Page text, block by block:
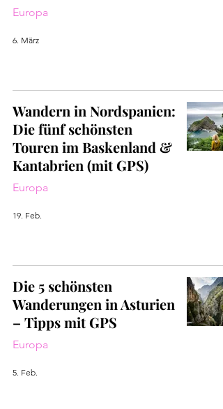
Europa
6. März
Wandern in Nordspanien:
Die fünf schönsten
Touren im Baskenland &
Kantabrien (mit GPS)
Europa
19. Feb.
Die 5 schönsten
Wanderungen in Asturien
– Tipps mit GPS
Europa
5. Feb.